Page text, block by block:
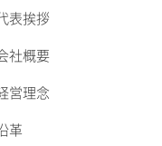
表挨拶
社概要
営理念
革